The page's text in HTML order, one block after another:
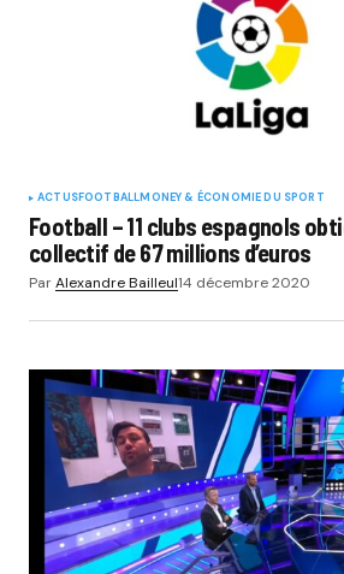
ACTUSFOOTBALLMONEY & ÉCONOMIE DU SPORT
Football – 11 clubs espagnols
collectif de 67 millions d’euros
ParAlexandre Bailleul14 décembre 2020